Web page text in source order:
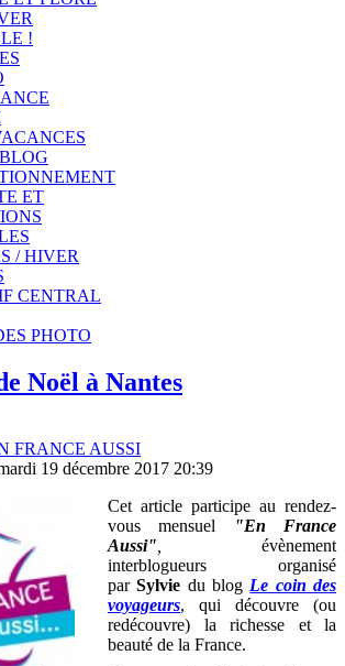
!
ET
/ HIVER
CENTRAL
PHOTO
Noël à Nantes
FRANCE AUSSI
19 décembre 2017 20:39
Cet article participe au rendez-
vous mensuel
"En France
Aussi"
évènement
interblogueurs organisé
parSylvie du blog Le coin des
voyageurs, qui découvre (ou
redécouvre) la richesse et la
beauté de la France.